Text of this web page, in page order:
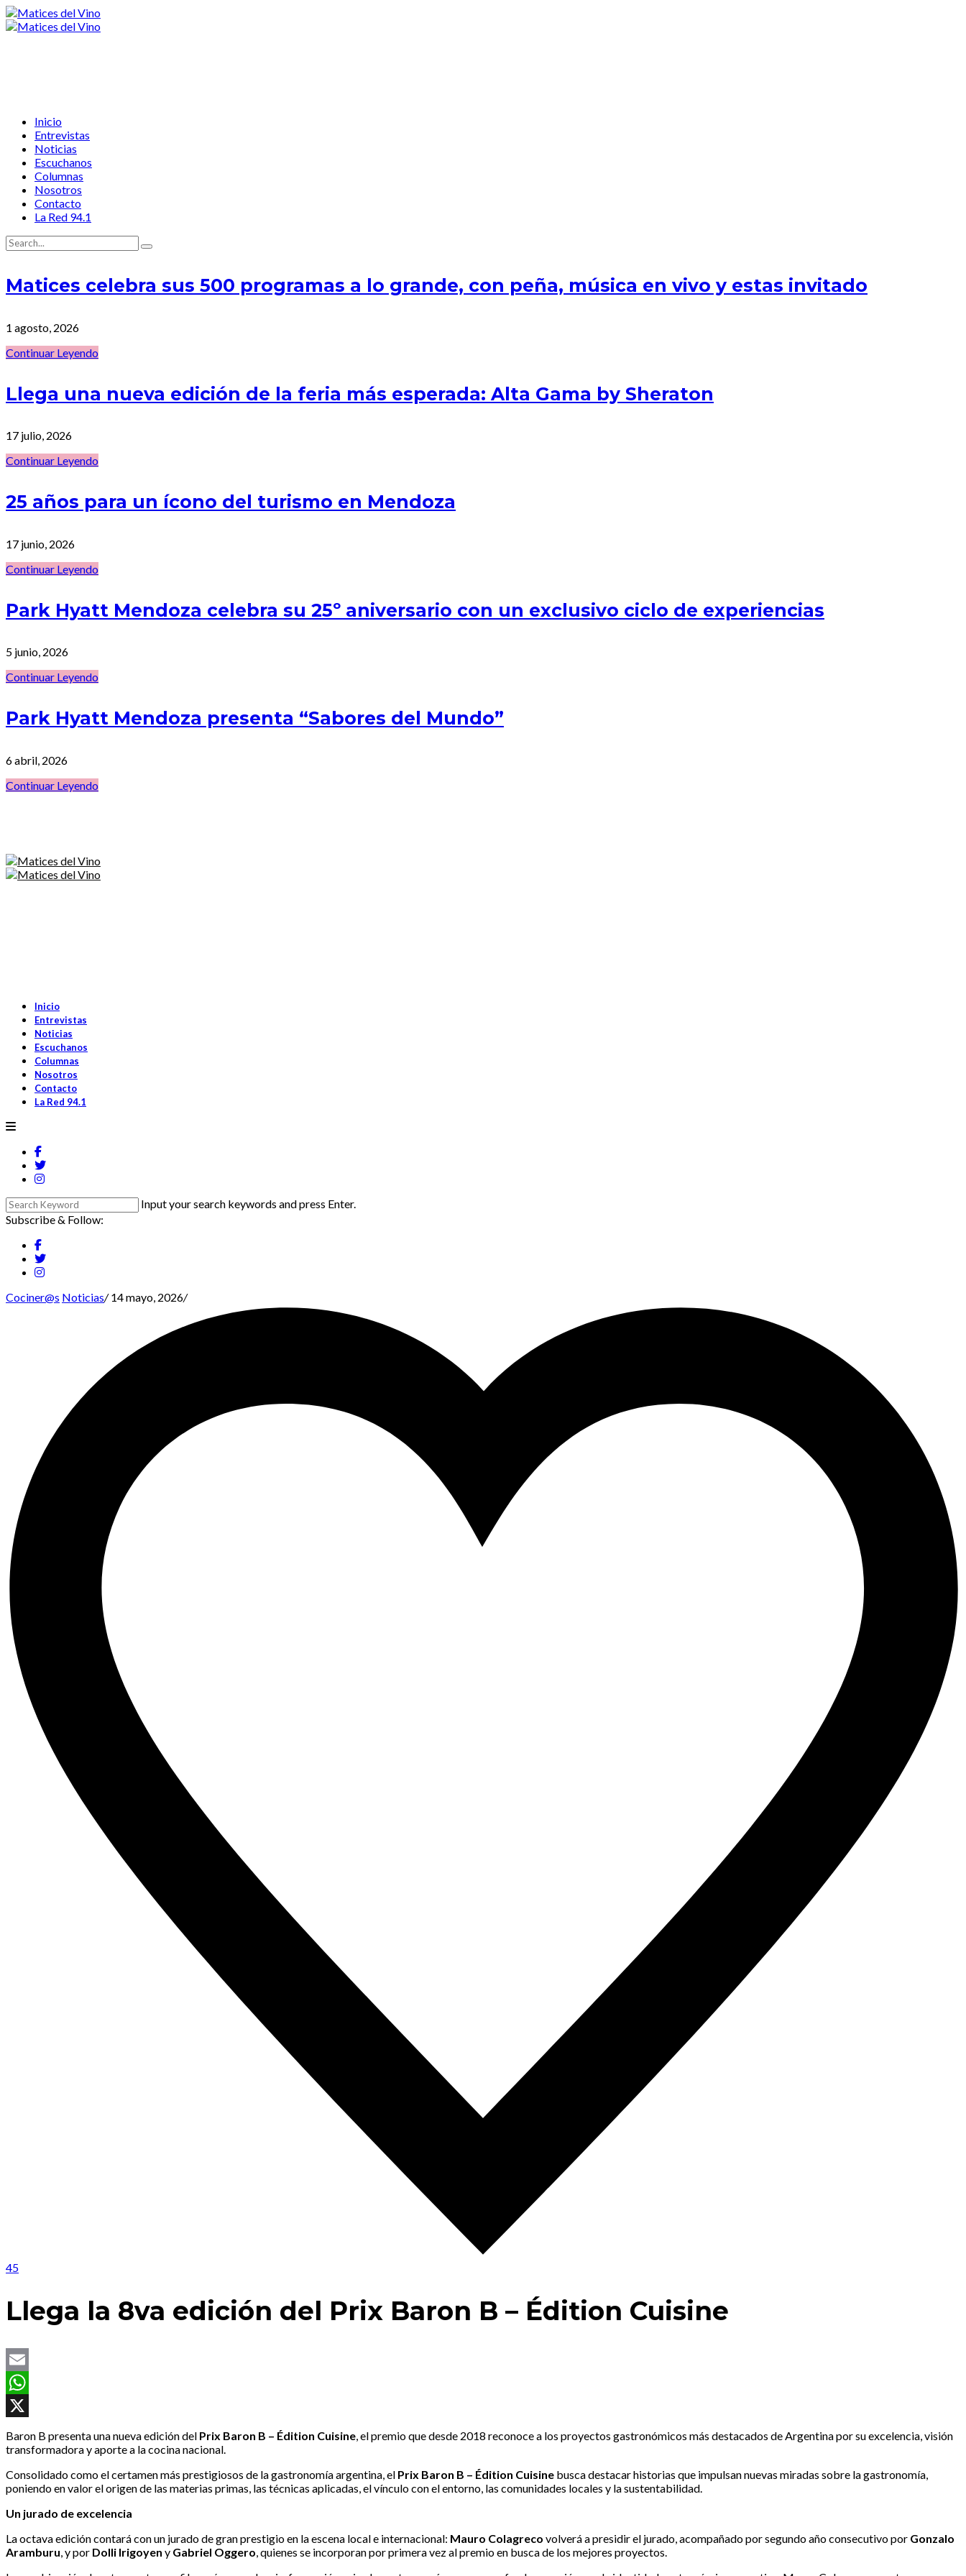
Inicio
Entrevistas
Noticias
Escuchanos
Columnas
Nosotros
Contacto
La Red 94.1
Matices celebra sus 500 programas a lo grande, con peña, música en vivo y estas invitado
1 agosto, 2026
Continuar Leyendo
Llega una nueva edición de la feria más esperada: Alta Gama by Sheraton
17 julio, 2026
Continuar Leyendo
25 años para un ícono del turismo en Mendoza
17 junio, 2026
Continuar Leyendo
Park Hyatt Mendoza celebra su 25º aniversario con un exclusivo ciclo de experiencias
5 junio, 2026
Continuar Leyendo
Park Hyatt Mendoza presenta “Sabores del Mundo”
6 abril, 2026
Continuar Leyendo
Inicio
Entrevistas
Noticias
Escuchanos
Columnas
Nosotros
Contacto
La Red 94.1
Input your search keywords and press Enter.
Subscribe & Follow:
Cociner@s Noticias/14 mayo, 2026/
45
Llega la 8va edición del Prix Baron B – Édition Cuisine
Email
WhatsApp
Baron B presenta una nueva edición del Prix Baron B – Édition Cuisine, el premio que desde 2018 reconoce a los proyectos gastronómicos más destacados de Argentina por su excelencia, visión
transformadora y aporte a la cocina nacional.
Consolidado como el certamen más prestigiosos de la gastronomía argentina, el Prix Baron B – Édition Cuisine busca destacar historias que impulsan nuevas miradas sobre la gastronomía,
poniendo en valor el origen de las materias primas, las técnicas aplicadas, el vínculo con el entorno, las comunidades locales y la sustentabilidad.
Un jurado de excelencia
La octava edición contará con un jurado de gran prestigio en la escena local e internacional: Mauro Colagreco volverá a presidir el jurado, acompañado por segundo año consecutivo por Gonzalo
Aramburu, y por Dolli Irigoyen y Gabriel Oggero, quienes se incorporan por primera vez al premio en busca de los mejores proyectos.